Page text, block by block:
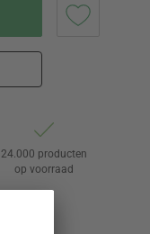
24.000 producten
op voorraad